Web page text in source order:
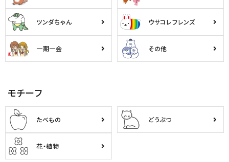
ツンダちゃん ウサコレフレンズ
一期一会 その他
モチーフ
たべもの どうぶつ
花・植物